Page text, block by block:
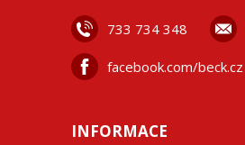
733 734 348
facebook.com/beck.cz
INFORMACE